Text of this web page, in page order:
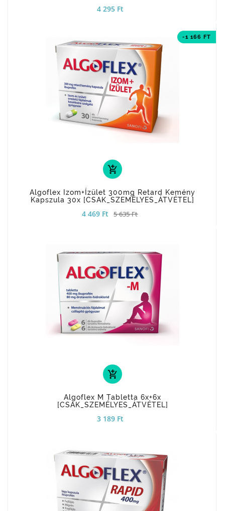
4 295 Ft
-1 166 FT
add_shopping_cart
Algoflex Izom+ízület 300mg Retard Kemény
Kapszula 30x [CSAK_SZEMÉLYES_ÁTVÉTEL]
4 469 Ft 5 635 Ft
add_shopping_cart
Algoflex M Tabletta 6x+6x
[CSAK_SZEMÉLYES_ÁTVÉTEL]
3 189 Ft